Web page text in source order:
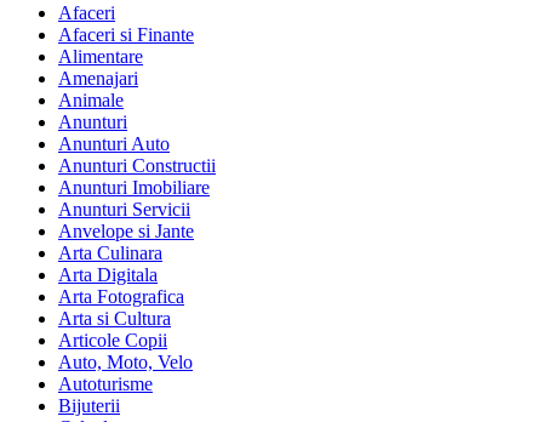
Afaceri
Afaceri si Finante
Alimentare
Amenajari
Animale
Anunturi
Anunturi Auto
Anunturi Constructii
Anunturi Imobiliare
Anunturi Servicii
Anvelope si Jante
Arta Culinara
Arta Digitala
Arta Fotografica
Arta si Cultura
Articole Copii
Auto, Moto, Velo
Autoturisme
Bijuterii